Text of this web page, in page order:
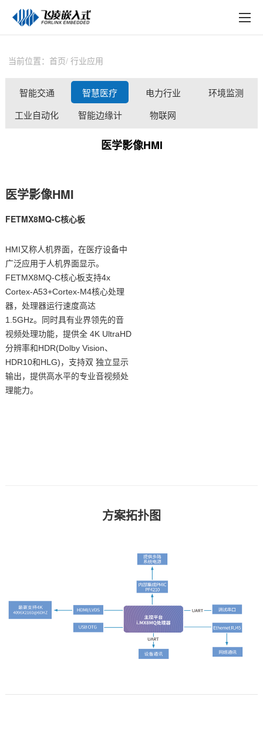
新闻中心
在线购买
当前位置： 首页 行业应用
智能交通 智慧医疗 电力行业 环境监测
工业自动化 智能边缘计
算
物联网
医学影像HMI
医学影像HMI
FETMX8MQ-C核心板
HMI又称人机界面，在医疗设备中
广泛应用于人机界面显示。
FETMX8MQ-C核心板支持4x
Cortex-A53+Cortex-M4核心处理
器，处理器运行速度高达
1.5GHz。同时具有业界领先的音
视频处理功能，提供全 4KUltraHD
分辨率和HDR(Dolby Vision、
HDR10和HLG)，支持双 独立显示
输出，提供高水平的专业音视频处
理能力。
方案拓扑图